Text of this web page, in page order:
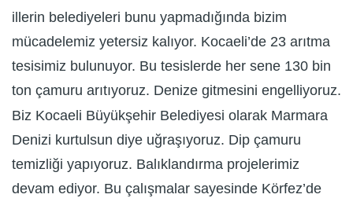
illerin belediyeleri bunu yapmadığında bizim
mücadelemiz yetersiz kalıyor. Kocaeli’de 23 arıtma
tesisimiz bulunuyor. Bu tesislerde her sene 130 bin
ton çamuru arıtıyoruz. Denize gitmesini engelliyoruz.
Biz Kocaeli Büyükşehir Belediyesi olarak Marmara
Denizi kurtulsun diye uğraşıyoruz. Dip çamuru
temizliği yapıyoruz. Balıklandırma projelerimiz
devam ediyor. Bu çalışmalar sayesinde Körfez’de